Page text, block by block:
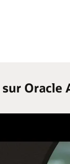
Oracle